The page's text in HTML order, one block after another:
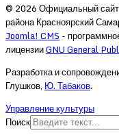
© 2026 Официальный сайт
района Красноярский
Joomla! CMS -
лицензииGNU General
Разработка и
Глушков, Ю. Табаков.
Управление культуры
Поиск